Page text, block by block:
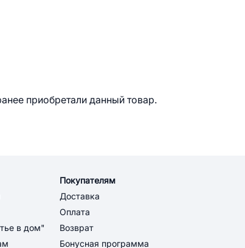
приобретали данный товар.
в дом"
Покупателям
Доставка
Оплата
Возврат
Бонусная программа